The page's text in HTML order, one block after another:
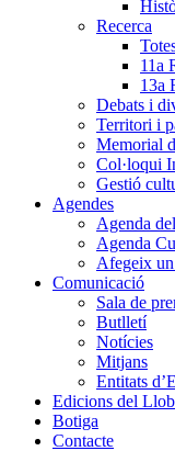
Recerca
11a
13a
Debats i
Territori i
Memorial
Col·loqui
Gestió
Agendes
Agenda
Agenda
Afegeix un
Comunicació
Sala de
Butlletí
Notícies
Mitjans
Entitats
Edicions del
Botiga
Contacte